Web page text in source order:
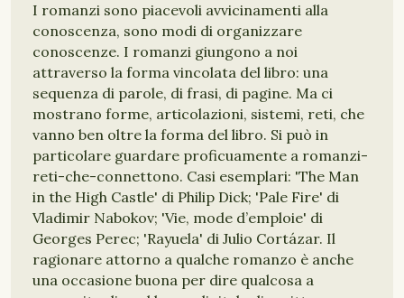
I romanzi sono piacevoli avvicinamenti alla
conoscenza, sono modi di organizzare
conoscenze. I romanzi giungono a noi
attraverso la forma vincolata del libro: una
sequenza di parole, di frasi, di pagine. Ma ci
mostrano forme, articolazioni, sistemi, reti, che
vanno ben oltre la forma del libro. Si può in
particolare guardare proficuamente a romanzi-
reti-che-connettono. Casi esemplari: 'The Man
in the High Castle' di Philip Dick; 'Pale Fire' di
Vladimir Nabokov; 'Vie, mode d’emploie' di
Georges Perec; 'Rayuela' di Julio Cortázar. Il
ragionare attorno a qualche romanzo è anche
una occasione buona per dire qualcosa a